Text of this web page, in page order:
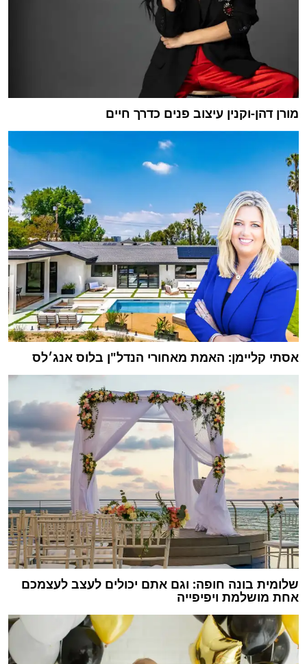
מורן דהן-וקנין עיצוב פנים כדרך חיים
אסתי קליימן: האמת מאחורי הנדל"ן בלוס אנג׳לס
שלומית בונה חופה: וגם אתם יכולים לעצב לעצמכם
אחת מושלמת ויפיפייה